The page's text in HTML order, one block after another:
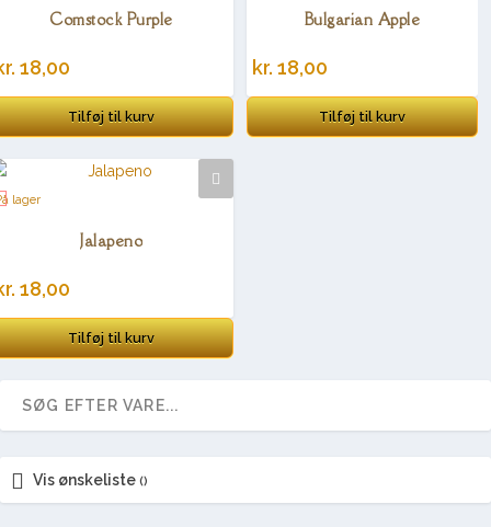
Comstock Purple
18,00
Tilføj til kurv
Bulgarian Apple
kr. 18,00
Tilføj til kurv
lager
Jalapeno
18,00
Tilføj til kurv
Vis ønskeliste